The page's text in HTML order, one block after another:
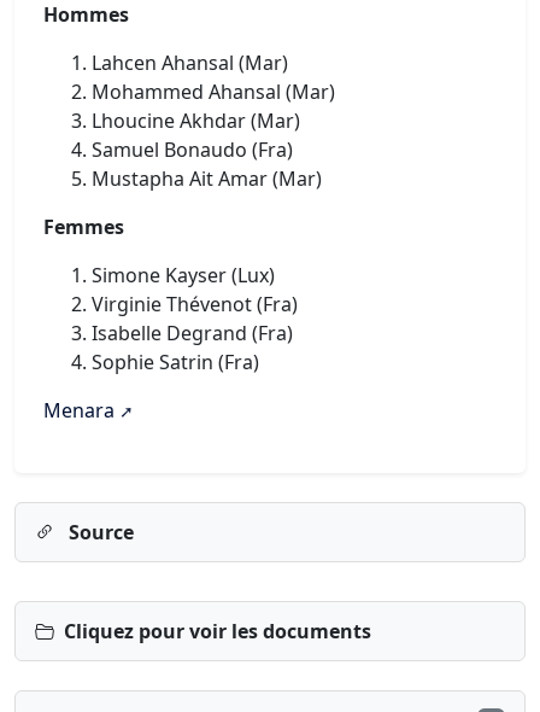
Hommes
Lahcen Ahansal (Mar)
Mohammed Ahansal (Mar)
Lhoucine Akhdar (Mar)
Samuel Bonaudo (Fra)
Mustapha Ait Amar (Mar)
Femmes
Simone Kayser (Lux)
Virginie Thévenot (Fra)
Isabelle Degrand (Fra)
Sophie Satrin (Fra)
Menara
Source
Cliquez pour voir les documents